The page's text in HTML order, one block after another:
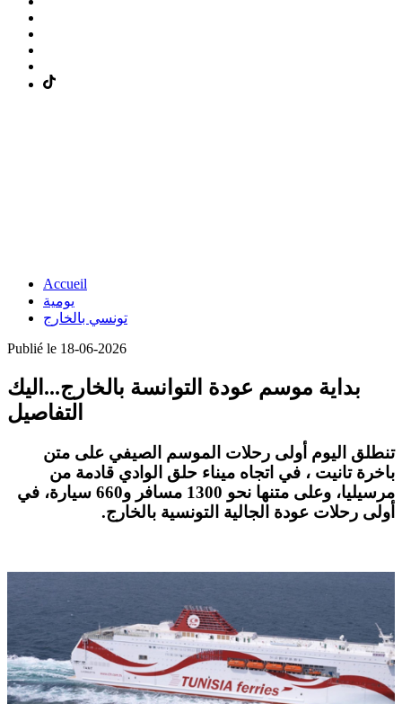
Accueil
يومية
تونسي بالخارج
Publié le 18-06-2026
بداية موسم عودة التوانسة بالخارج...اليك
التفاصيل
تنطلق اليوم أولى رحلات الموسم الصيفي على متن
باخرةتانيت ، في اتجاه ميناء حلق الوادي قادمة من
مرسيليا، وعلى متنها نحو 1300 مسافر و660 سيارة، في
أولى رحلات عودة الجالية التونسية بالخارج.